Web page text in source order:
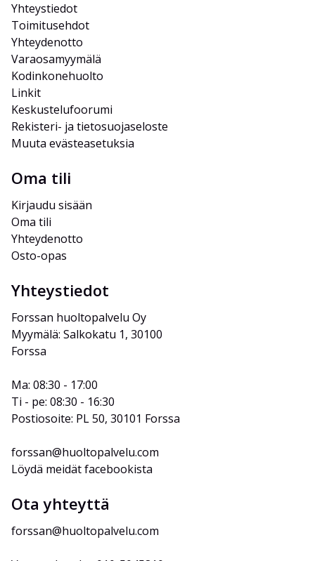
Yhteystiedot
Toimitusehdot
Yhteydenotto
Varaosamyymälä
Kodinkonehuolto
Linkit
Keskustelufoorumi
Rekisteri- ja tietosuojaseloste
Muuta evästeasetuksia
Oma tili
Kirjaudu sisään
Oma tili
Yhteydenotto
Osto-opas
Yhteystiedot
Forssan huoltopalvelu Oy
Myymälä: Salkokatu 1, 30100
Forssa
Ma: 08:30 - 17:00
Ti - pe: 08:30 - 16:30
Postiosoite: PL 50, 30101 Forssa
forssan@huoltopalvelu.com
Löydä meidät facebookista
Ota yhteyttä
forssan@huoltopalvelu.com